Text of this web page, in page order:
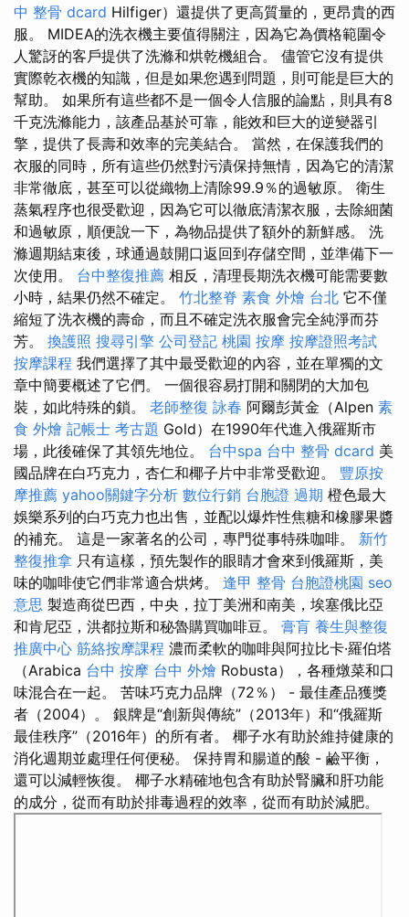
中 整骨 dcard Hilfiger）還提供了更高質量的，更昂貴的西
服。 MIDEA的洗衣機主要值得關注，因為它為價格範圍令
人驚訝的客戶提供了洗滌和烘乾機組合。 儘管它沒有提供
實際乾衣機的知識，但是如果您遇到問題，則可能是巨大的
幫助。 如果所有這些都不是一個令人信服的論點，則具有8
千克洗滌能力，該產品基於可靠，能效和巨大的逆變器引
擎，提供了長壽和效率的完美結合。 當然，在保護我們的
衣服的同時，所有這些仍然對污漬保持無情，因為它的清潔
非常徹底，甚至可以從織物上清除99.9％的過敏原。 衛生
蒸氣程序也很受歡迎，因為它可以徹底清潔衣服，去除細菌
和過敏原，順便說一下，為物品提供了額外的新鮮感。 洗
滌週期結束後，球通過鼓開口返回到存儲空間，並準備下一
次使用。 台中整復推薦 相反，清理長期洗衣機可能需要數
小時，結果仍然不確定。 竹北整脊 素食 外燴 台北 它不僅
縮短了洗衣機的壽命，而且不確定洗衣服會完全純淨而芬
芳。 換護照 搜尋引擎 公司登記 桃園 按摩 按摩證照考試
按摩課程 我們選擇了其中最受歡迎的內容，並在單獨的文
章中簡要概述了它們。 一個很容易打開和關閉的大加包
裝，如此特殊的鎖。 老師整復 詠春 阿爾彭黃金（Alpen 素
食 外燴 記帳士 考古題 Gold）在1990年代進入俄羅斯市
場，此後確保了其領先地位。 台中spa 台中 整骨 dcard 美
國品牌在白巧克力，杏仁和椰子片中非常受歡迎。 豐原按
摩推薦 yahoo關鍵字分析 數位行銷 台胞證 過期 橙色最大
娛樂系列的白巧克力也出售，並配以爆炸性焦糖和橡膠果醬
的補充。 這是一家著名的公司，專門從事特殊咖啡。 新竹
整復推拿 只有這樣，預先製作的眼睛才會來到俄羅斯，美
味的咖啡使它們非常適合烘烤。 逢甲 整骨 台胞證桃園 seo
意思 製造商從巴西，中央，拉丁美洲和南美，埃塞俄比亞
和肯尼亞，洪都拉斯和秘魯購買咖啡豆。 膏肓 養生與整復
推廣中心 筋絡按摩課程 濃而柔軟的咖啡與阿拉比卡·羅伯塔
（Arabica 台中 按摩 台中 外燴 Robusta），各種燉菜和口
味混合在一起。 苦味巧克力品牌（72％） - 最佳產品獲獎
者（2004）。 銀牌是“創新與傳統”（2013年）和“俄羅斯
最佳秩序”（2016年）的所有者。 椰子水有助於維持健康的
消化週期並處理任何便秘。 保持胃和腸道的酸 - 鹼平衡，
還可以減輕恢復。 椰子水精確地包含有助於腎臟和肝功能
的成分，從而有助於排毒過程的效率，從而有助於減肥。